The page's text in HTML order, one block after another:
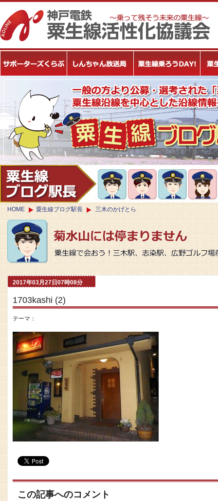
HOME 粟生線ブログ駅長 三木のかげとら
2017年03月27日07時08分
1703kashi (2)
テーマ：
この記事へのコメント